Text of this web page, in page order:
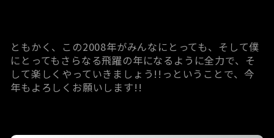
ともかく、この2008年がみんなにとっても、そして僕
にとってもさらなる飛躍の年になるように全力で、そ
して楽しくやっていきましょう!!っということで、今
年もよろしくお願いします!!